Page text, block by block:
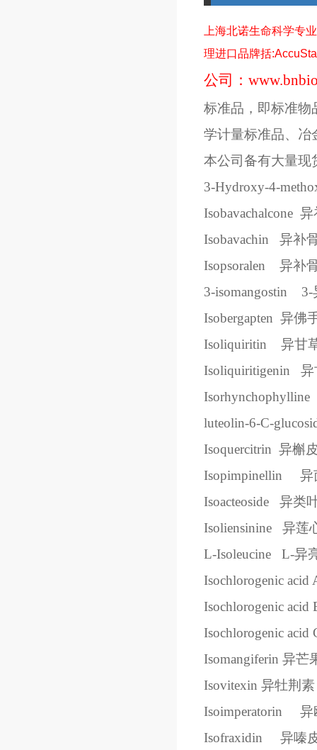
上海北诺生命科学专
理进口品牌括
公司：
标准品，即标准物
学计量标准品、冶
本公司备有大量现
3-Hydroxy-4-
Isobavachalcone 异
Isobavachin
异补
Isopsoralen
异补
3-isomangostin
3-
Isobergapten 异佛
Isoliquiritin
异甘
Isoliquiritigenin
异
Isorhynchophylline
luteolin-6-C-
Isoquercitrin 异槲
Isopimpinellin
异
Isoacteoside
异类
Isoliensinine
异莲
L-Isoleucine
L-异
Isochlorogenic acid
Isochlorogenic acid
Isochlorogenic acid
Isomangiferin 异芒
Isovitexin 异牡荆素
Isoimperatorin
异
Isofraxidin
异嗪